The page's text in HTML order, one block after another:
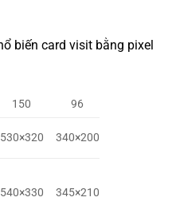
biến card visit bằng pixel
150
96
530×320 340×200
540×330 345×210